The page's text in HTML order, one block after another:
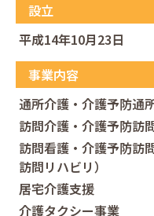
設立
平成14年10月23日
事業内容
通所介護・介護予防通
訪問介護・介護予防訪
訪問看護・介護予防訪
訪問リハビリ）
居宅介護支援
介護タクシー事業